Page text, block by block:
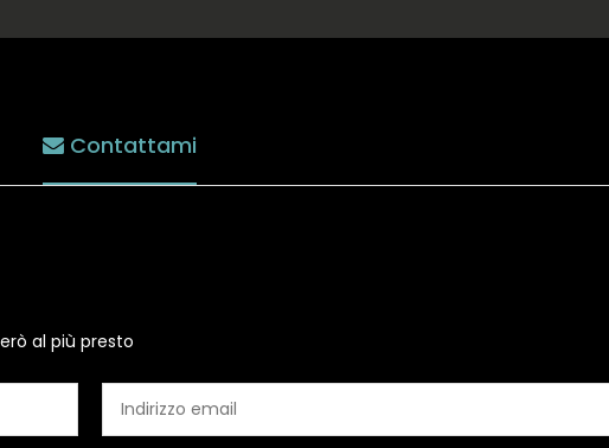
Contattami
al più presto